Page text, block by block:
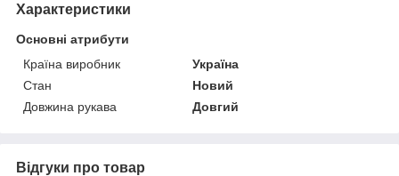
Характеристики
Основні атрибути
Країна виробник
Україна
Стан
Новий
Довжина рукава
Довгий
Відгуки про товар